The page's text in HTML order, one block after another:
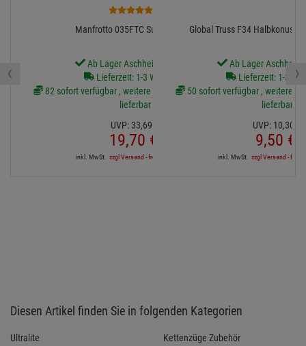
Manfrotto 035FTC Super-Clamp
Ab Lager Aschheim lieferbar
Lieferzeit: 1-3 Werktage
82 sofort verfügbar , weitere Artikel ab Zentrallager
lieferbar
UVP: 33,69
19,70 €
inkl. MwSt. zzgl Versand - frei ab 90,-€ in DE
Global Truss F34 Halbkonus
Ab Lager
Lieferzeit: 1-3
50 sofort verfügbar , weitere
lieferbar
UVP: 10,30
9,50 €
inkl. MwSt. zzgl Versand - frei
‹ ›
Diesen Artikel finden Sie in folgenden Kategorien
Ultralite Kettenzüge Zubehör